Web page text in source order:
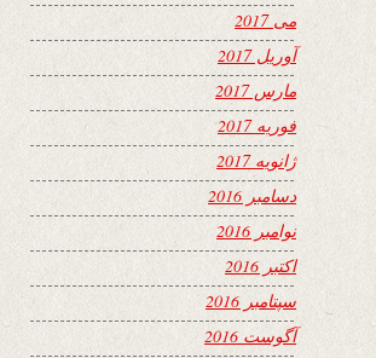
می 2017
آوریل 2017
مارس 2017
فوریه 2017
ژانویه 2017
دسامبر 2016
نوامبر 2016
اکتبر 2016
سپتامبر 2016
آگوست 2016